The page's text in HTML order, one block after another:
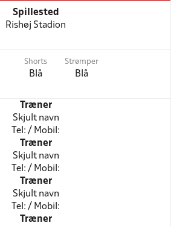
Spillested
Rishøj Stadion
Shorts
Blå
Strømper
Blå
Træner
Skjult navn
Tel: / Mobil:
Træner
Skjult navn
Tel: / Mobil:
Træner
Skjult navn
Tel: / Mobil:
Træner